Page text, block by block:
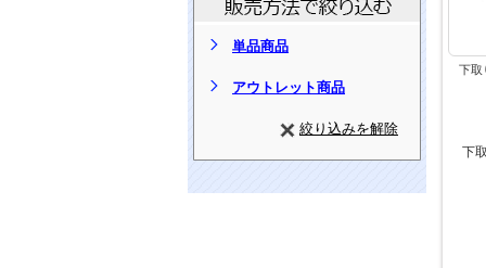
単品商品
アウトレット商品
絞り込みを解除
下取
下